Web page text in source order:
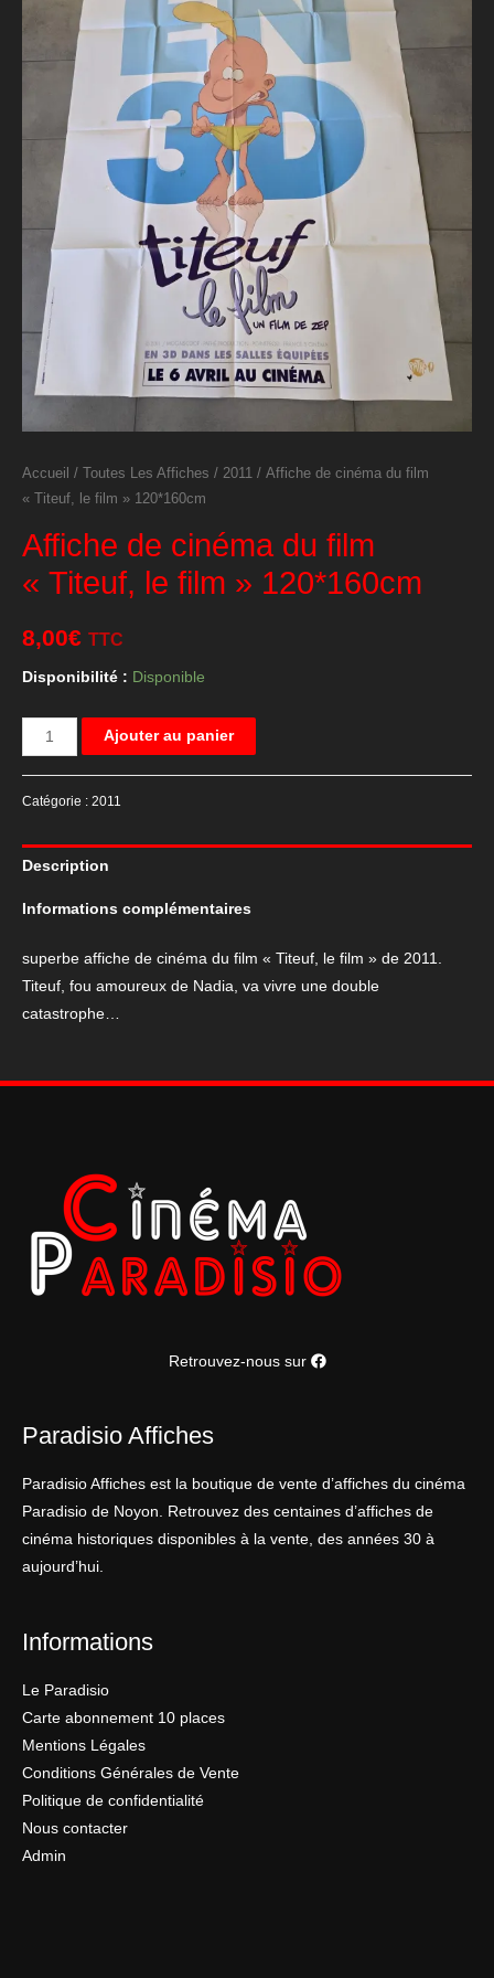
Accueil / Toutes Les Affiches / 2011 / Affiche de cinéma du film
« Titeuf, le film » 120*160cm
Affiche de cinéma du film
« Titeuf, le film » 120*160cm
8,00€ TTC
Disponibilité : Disponible
quantité
de
cinéma
du
film"
120*160cm
Ajouter au panier
Catégorie : 2011
Description
Informations complémentaires
superbe affiche de cinéma du film « Titeuf, le film » de 2011.
Titeuf, fou amoureux de Nadia, va vivre une double
catastrophe…
Retrouvez-nous sur
Paradisio Affiches
Paradisio Affiches est la boutique de vente d’affiches du cinéma
Paradisio de Noyon. Retrouvez des centaines d’affiches de
cinéma historiques disponibles à la vente, des années 30 à
aujourd’hui.
Informations
Le Paradisio
Carte abonnement 10 places
Mentions Légales
Conditions Générales de Vente
Politique de confidentialité
Nous contacter
Admin